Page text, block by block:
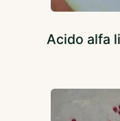
Acido alfa